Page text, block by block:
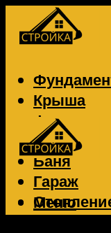
Крыша
Фасад
Забор
Баня
Гараж
Меню